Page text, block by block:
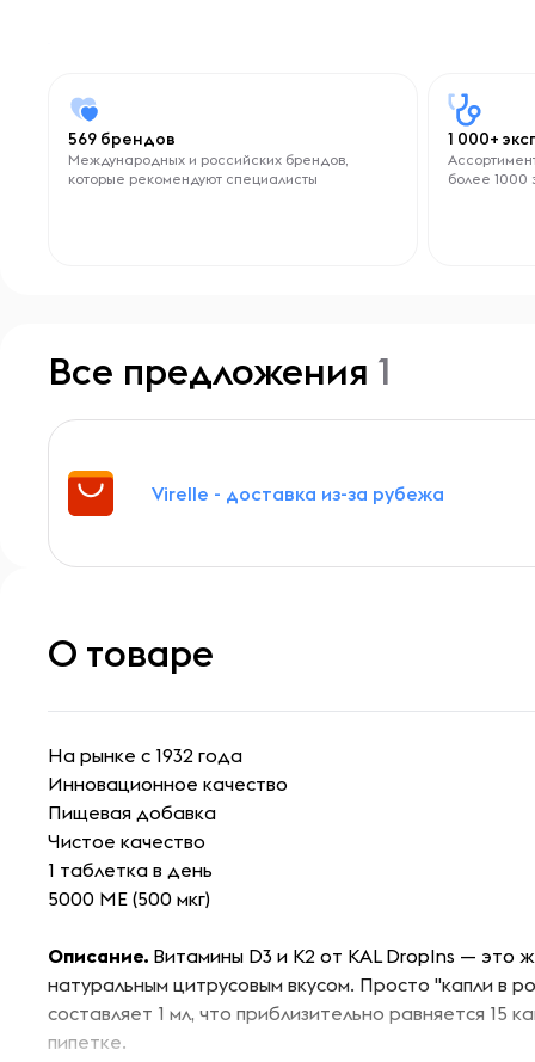
569 брендов
Международных и российских брендов,
которые рекомендуют специалисты
1 000+
более 1000
Все предложения 1
Virelle - доставка из-за рубежа
О товаре
На рынке с 1932 года
Инновационное качество
Пищевая добавка
Чистое качество
1 таблетка в день
5000 МЕ (500 мкг)
Описание. Витамины D3 и K2 от KAL DropIns — это
натуральным цитрусовым вкусом. Просто "капли в
составляет 1 мл, что приблизительно равняется 15
пипетке.